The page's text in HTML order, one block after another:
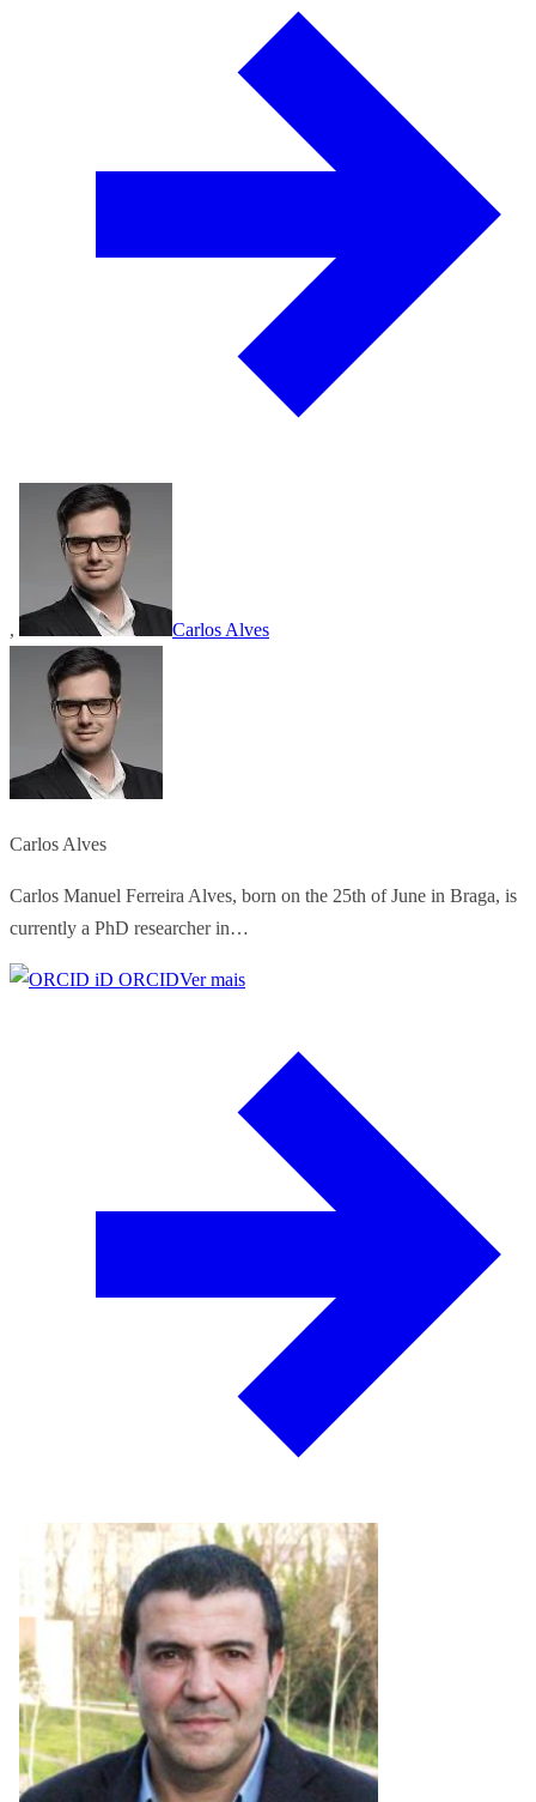
, Carlos Alves
Carlos Alves
Carlos Manuel Ferreira Alves, born on the 25th of June in Braga, is
currently a PhD researcher in…
ORCIDVer mais